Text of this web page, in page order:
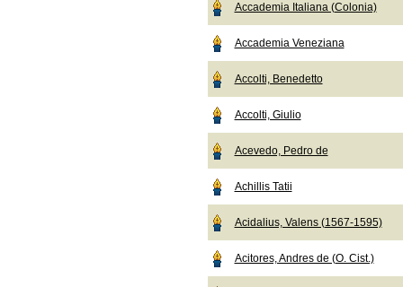
Accademia Italiana (Colonia)
Accademia Veneziana
Accolti, Benedetto
Accolti, Giulio
Acevedo, Pedro de
Achillis Tatii
Acidalius, Valens (1567-1595)
Acitores, Andres de (O. Cist.)